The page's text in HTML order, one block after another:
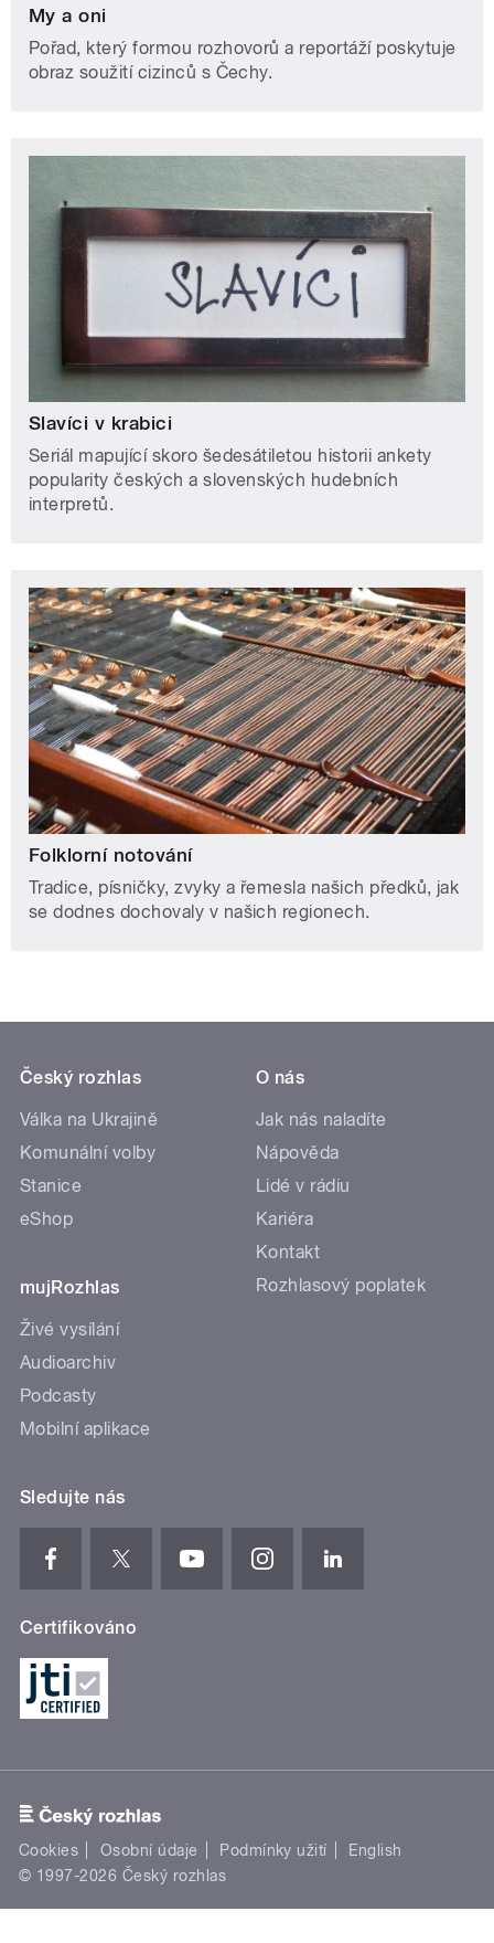
My a oni
Pořad, který formou rozhovorů a reportáží poskytuje
obraz soužití cizinců s Čechy.
Slavíci v krabici
Seriál mapující skoro šedesátiletou historii ankety
popularity českých a slovenských hudebních
interpretů.
Folklorní notování
Tradice, písničky, zvyky a řemesla našich předků, jak
se dodnes dochovaly v našich regionech.
Český rozhlas
Válka na Ukrajině
Komunální volby
Stanice
eShop
mujRozhlas
Živé vysílání
Audioarchiv
Podcasty
Mobilní aplikace
O nás
Jak nás naladíte
Nápověda
Lidé v rádiu
Kariéra
Kontakt
Rozhlasový poplatek
Sledujte nás
Certifikováno
Cookies Osobní údaje Podmínky užití
English
© 1997-2026 Český rozhlas